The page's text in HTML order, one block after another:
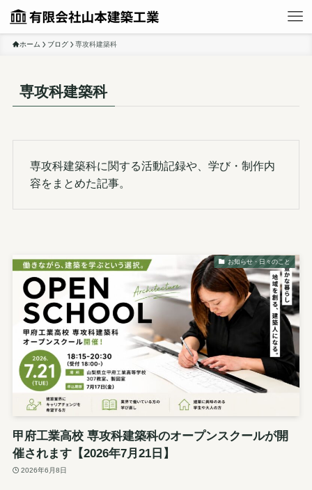
ホーム ブログ 専攻科建築科
専攻科建築科
専攻科建築科に関する活動記録や、学び・制作内
容をまとめた記事。
お知らせ・日々のこと
甲府工業高校 専攻科建築科のオープンスクールが開
催されます【2026年7月21日】
2026年6月8日